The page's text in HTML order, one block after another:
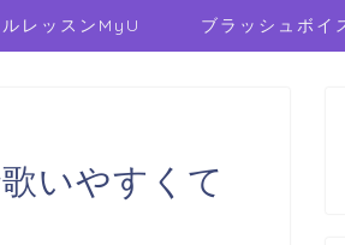
レッスンMyU ブラッシュボイ
いやすくて